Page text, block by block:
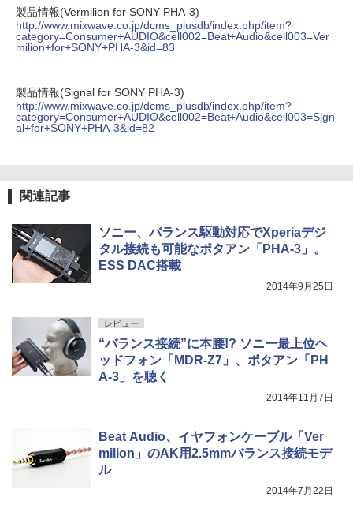
製品情報(Vermilion for SONY PHA-3)
http://www.mixwave.co.jp/dcms_plusdb/index.php/item?
category=Consumer+AUDIO&cell002=Beat+Audio&cell003=Ver
milion+for+SONY+PHA-3&id=83
製品情報(Signal for SONY PHA-3)
http://www.mixwave.co.jp/dcms_plusdb/index.php/item?
category=Consumer+AUDIO&cell002=Beat+Audio&cell003=Sign
al+for+SONY+PHA-3&id=82
関連記事
ソニー、バランス駆動対応でXperiaデジ
タル接続も可能なポタアン「PHA-3」。
ESS DAC搭載
2014年9月25日
レビュー
“バランス接続”に本腰!? ソニー最上位ヘ
ッドフォン「MDR-Z7」、ポタアン「PH
A-3」を聴く
2014年11月7日
Beat Audio、イヤフォンケーブル「Ver
milion」のAK用2.5mmバランス接続モデ
ル
2014年7月22日